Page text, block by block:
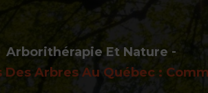
Arborithérapie Et Nature
Des Arbres Au Québec :